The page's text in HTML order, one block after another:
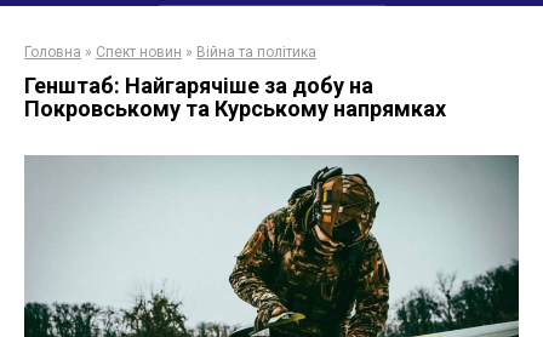
Головна » Спект новин » Війна та політика
Генштаб: Найгарячіше за добу на
Покровському та Курському напрямках